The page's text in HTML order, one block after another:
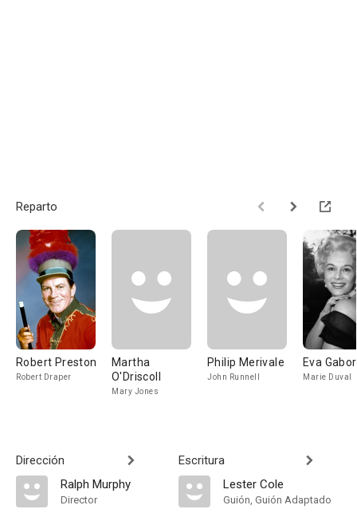
Reparto
Robert Preston
Robert Draper
Martha
O'Driscoll
Mary Jones
Philip Merivale
John Runnell
Eva Gabor
Marie Duval
Dirección
Ralph Murphy
Director
Escritura
Lester Cole
Guión, Guión Adaptado